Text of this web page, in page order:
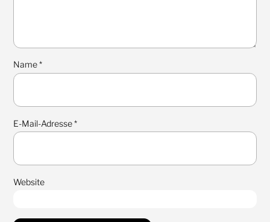
Name*
E-Mail-Adresse*
Website